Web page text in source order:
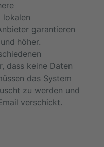
lokalen
garantieren
höher.
dass keine Daten
das System
zu werden und
verschickt.